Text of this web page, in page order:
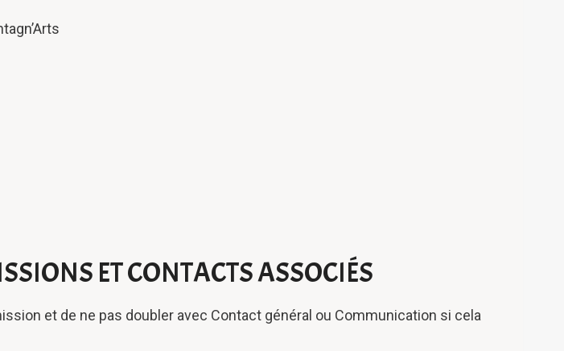
ET CONTACTS ASSOCIÉS
et de ne pas doubler avec Contact général ou Communication si cela